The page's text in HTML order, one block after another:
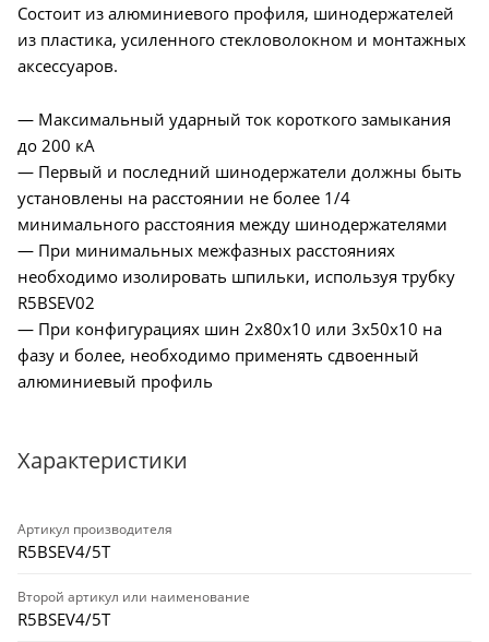
Состоит из алюминиевого профиля, шинодержателей
из пластика, усиленного стекловолокном и монтажных
аксессуаров.
— Максимальный ударный ток короткого замыкания
до 200 кА
— Первый и последний шинодержатели должны быть
установлены на расстоянии не более 1/4
минимального расстояния между шинодержателями
— При минимальных межфазных расстояниях
необходимо изолировать шпильки, используя трубку
R5BSEV02
— При конфигурациях шин 2х80х10 или 3х50х10 на
фазу и более, необходимо применять сдвоенный
алюминиевый профиль
Характеристики
Артикул производителя
R5BSEV4/5T
Второй артикул или наименование
R5BSEV4/5T